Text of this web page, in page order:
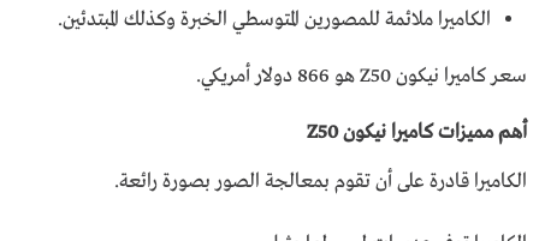
الكاميرا ملائمة للمصورين المتوسطي الخبرة وكذلك المبتدئين.
سعر كاميرا نيكون Z50 هو 866 دولار أمريكي.
أهم مميزات كاميرا نيكون Z50
الكاميرا قادرة على أن تقوم بمعالجة الصور بصورة رائعة.